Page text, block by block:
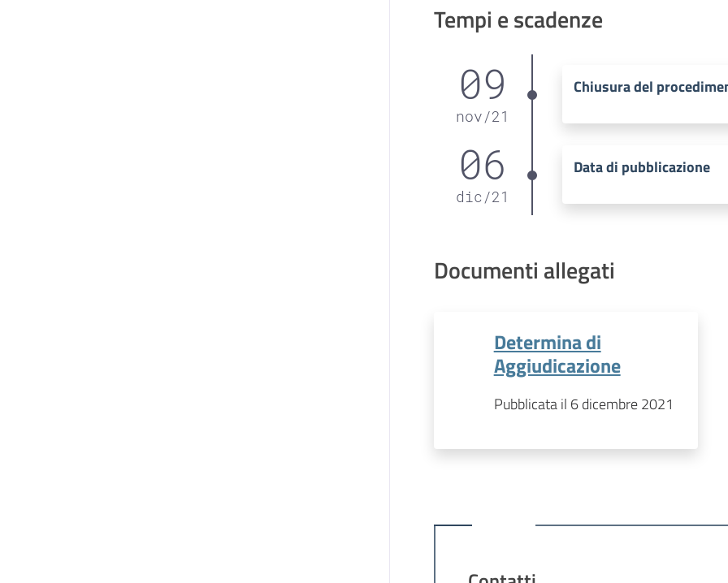
Tempi e scadenze
09
nov/21
Chiusura del
06
dic/21
Data di pubblicazione
Documenti allegati
Determina di
Aggiudicazione
Pubblicata il 6 dicembre 2021